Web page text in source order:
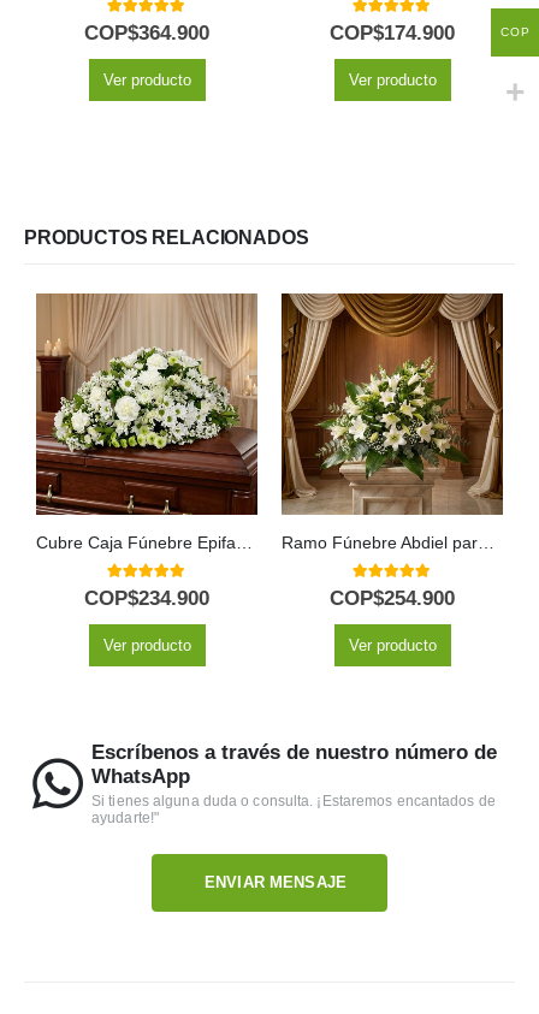
5.00out of 5
COP$364.900
Ver producto
5.00out of 5
COP$174.900
Ver producto
PRODUCTOS RELACIONADOS
5.00out of 5
COP$234.900
Ver producto
5.00out of 5
COP$254.900
Ver producto
Escríbenos a través de nuestro número de
WhatsApp
Si tienes alguna duda o consulta. ¡Estaremos encantados de
ayudarte!"
ENVIAR MENSAJE
COP